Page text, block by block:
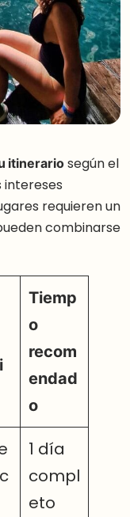
itinerariosegún el
intereses
requieren un
combinarse
Tiemp
o
recom
endad
o
1 día
compl
eto